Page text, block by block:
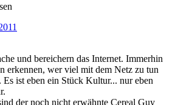
und bereichern das Internet. Immerhin
erkennen, wer viel mit dem Netz zu tun
ist eben ein Stück Kultur... nur eben
der noch nicht erwähnte Cereal Guy